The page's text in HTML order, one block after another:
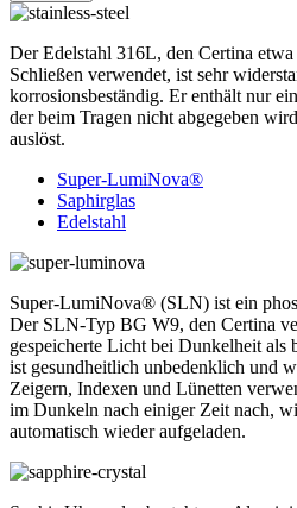
Der Edelstahl 316L, den Certina
Schließen verwendet, ist sehr
korrosionsbeständig. Er enthält nur
der beim Tragen nicht abgegeben
auslöst.
Super-LumiNova®
Saphirglas
Edelstahl
Super-LumiNova® (SLN) ist ein
Der SLN-Typ BG W9, den Certina
gespeicherte Licht bei Dunkelheit als
ist gesundheitlich unbedenklich und
Zeigern, Indexen und Lünetten
im Dunkeln nach einiger Zeit nach,
automatisch wieder aufgeladen.